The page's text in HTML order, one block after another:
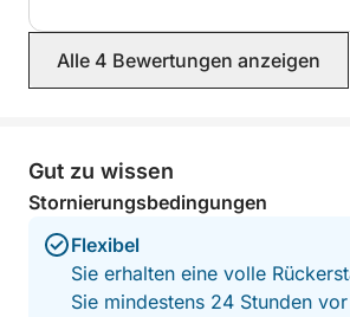
Ihre Weise zu entdecken? Das
Sie.Alle 4 Bewertungen anzeigen
Gut zu wissen
Stornierungsbedingungen
Flexibel
Sie erhalten eine volle
Sie mindestens 24 Stunden